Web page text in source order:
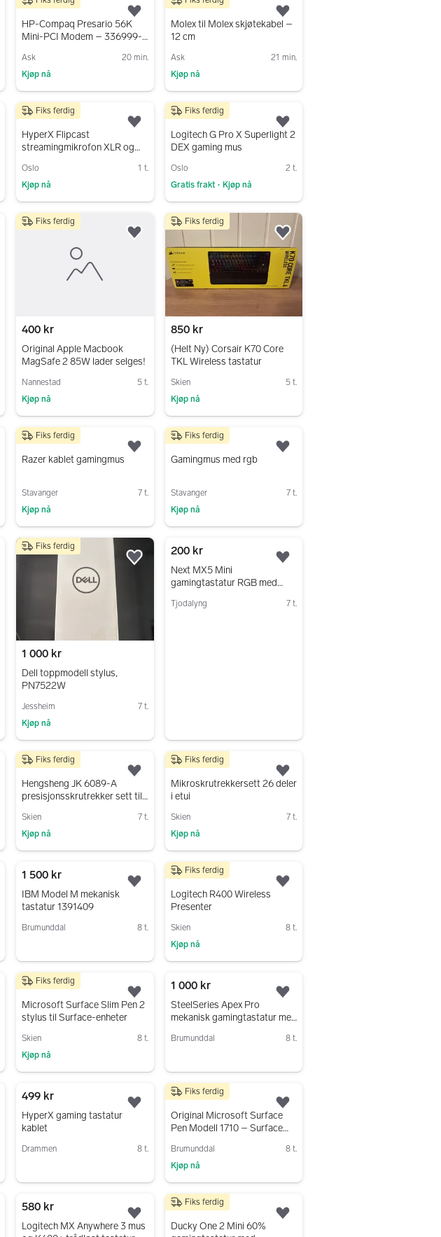
Legg til som favoritt.
50 kr
HP-Compaq Presario 56K
Mini-PCI Modem – 336999-
Ask
20 min.
Kjøp nå
Legg til som favoritt.
30 kr
Molex til Molex skjøtekabel –
12 cm
Ask
21 min.
Kjøp nå
Legg til som favoritt.
1 200 kr
HyperX Flipcast
streamingmikrofon XLR og
Oslo
1 t.
Kjøp nå
Fiks ferdig
Legg til som favoritt.
800 kr
Logitech G Pro X Superlight 2
DEX gaming mus
Oslo
2 t.
Gratis frakt • Kjøp nå
Fiks ferdig
Legg til som favoritt.
400 kr
Original Apple Macbook
MagSafe 2 85W lader selges!
Nannestad
5 t.
Kjøp nå
Fiks ferdig
Legg til som favoritt.
850 kr
(Helt Ny) Corsair K70 Core
TKL Wireless tastatur
Skien
5 t.
Kjøp nå
Fiks ferdig
Legg til som favoritt.
Legg til som favoritt.
199 kr
Razer kablet gamingmus
Stavanger
7 t.
Kjøp nå
Fiks ferdig
Legg til som favoritt.
199 kr
Gamingmus med rgb
Stavanger
7 t.
Kjøp nå
Fiks ferdig
Legg til som favoritt.
1 000 kr
Dell toppmodell stylus,
PN7522W
Jessheim
7 t.
Kjøp nå
Fiks ferdig
Legg til som favoritt.
200 kr
Next MX5 Mini
gamingtastatur RGB med
Tjodalyng 7 t.
Legg til som favoritt.
300 kr
Hengsheng JK 6089-A
presisjonsskrutrekker sett til
Skien
7 t.
Kjøp nå
Fiks ferdig
Legg til som favoritt.
300 kr
Mikroskrutrekkersett 26 deler
i etui
Skien
7 t.
Kjøp nå
Fiks ferdig
Legg til som favoritt.
1 500 kr
IBM Model M mekanisk
tastatur 1391409
Brumunddal 8 t.
Legg til som favoritt.
200 kr
Logitech R400 Wireless
Presenter
Skien
8 t.
Kjøp nå
Fiks ferdig
Legg til som favoritt.
1 200 kr
Microsoft Surface Slim Pen 2
stylus til Surface-enheter
Skien
8 t.
Kjøp nå
Fiks ferdig
Legg til som favoritt.
1 000 kr
SteelSeries Apex Pro
mekanisk gamingtastatur med
Brumunddal 8 t.
Legg til som favoritt.
499 kr
HyperX gaming tastatur
kablet
Drammen 8 t.
Legg til som favoritt.
320 kr
Original Microsoft Surface
Pen Modell 1710 – Surface
Brumunddal
8 t.
Kjøp nå
Fiks ferdig
Legg til som favoritt.
580 kr
Logitech MX Anywhere 3 mus Legg til som favoritt.
800 kr
Ducky One 2 Mini 60%
Fiks ferdig